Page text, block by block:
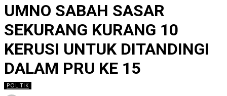
UMNO SABAH SASAR
SEKURANG KURANG 10
KERUSI UNTUK DITANDINGI
DALAM PRU KE 15
POLITIK